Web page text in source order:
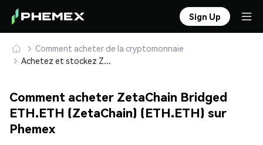
Sign Up
Comment acheter de la cryptomonnaie
Achetez et stockez ZetaChain Bridged ETH.ETH (ZetaChain) (ETH.ETH) en toute sécurité
Comment acheter ZetaChain Bridged
ETH.ETH (ZetaChain) (ETH.ETH) sur
Phemex